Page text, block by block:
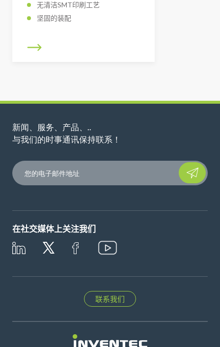
无清洁SMT印刷工艺
坚固的装配
新闻、服务、产品、..
与我们的时事通讯保持联系！
Please
在社交媒体上关注我们
联系我们